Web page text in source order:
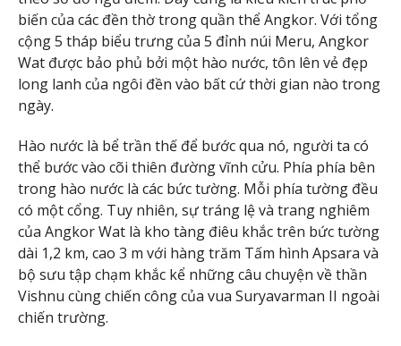
biến của các đền thờ trong quần thể Angkor. Với tổng
cộng 5 tháp biểu trưng của 5 đỉnh núi Meru, Angkor
Wat được bảo phủ bởi một hào nước, tôn lên vẻ đẹp
long lanh của ngôi đền vào bất cứ thời gian nào trong
ngày.
Hào nước là bể trần thế để bước qua nó, người ta có
thể bước vào cõi thiên đường vĩnh cửu. Phía phía bên
trong hào nước là các bức tường. Mỗi phía tường đều
có một cổng. Tuy nhiên, sự tráng lệ và trang nghiêm
của Angkor Wat là kho tàng điêu khắc trên bức tường
dài 1,2 km, cao 3 m với hàng trăm Tấm hình Apsara và
bộ sưu tập chạm khắc kể những câu chuyện về thần
Vishnu cùng chiến công của vua Suryavarman II ngoài
chiến trường.